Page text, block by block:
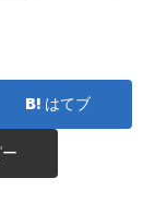
はてブ